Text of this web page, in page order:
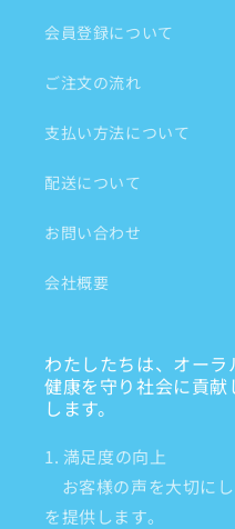
会員登録について
ご注文の流れ
支払い方法について
配送について
お問い合わせ
会社概要
わたしたちは、オー
健康を守り社会に貢
します。
1. 満足度の向上
お客様の声を大切に
を提供します。